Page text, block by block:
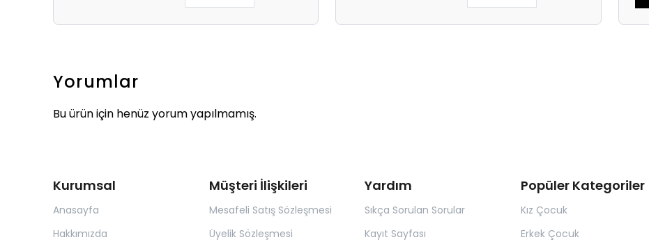
Yorumlar
Bu ürün için henüz yorum yapılmamış.
Kurumsal
Anasayfa
Hakkımızda
Müşteri İlişkileri
Mesafeli Satış Sözleşmesi
Üyelik Sözleşmesi
Yardım
Sıkça Sorulan Sorular
Kayıt Sayfası
Popüler Kategoriler
Kız Çocuk
Erkek Çocuk